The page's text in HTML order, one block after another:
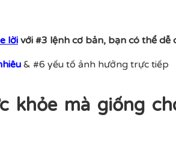
lờivới #3 lệnh cơ bản, bạn có thể dễ
& #6 yếu tố ảnh hưởng trực tiếp
khỏe mà giống